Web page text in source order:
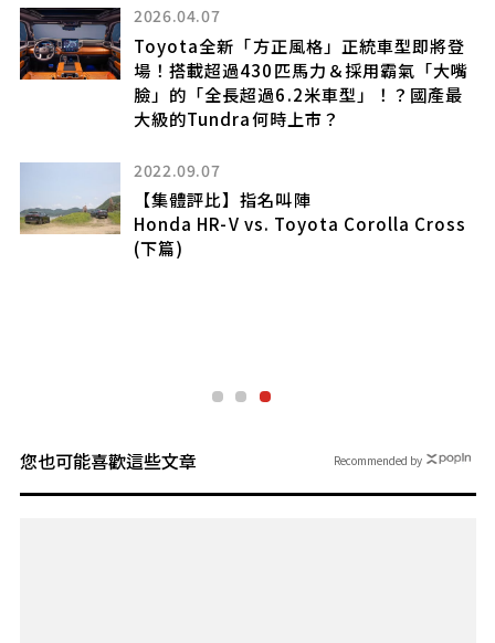
2026.04.07
Toyota全新「方正風格」正統車型即將登
場！搭載超過430匹馬力＆採用霸氣「大嘴
臉」的「全長超過6.2米車型」！？國產最
大級的Tundra何時上市？
2022.09.07
【集體評比】指名叫陣
Honda HR-V vs. Toyota Corolla Cross
(下篇)
您也可能喜歡這些文章 Recommended by